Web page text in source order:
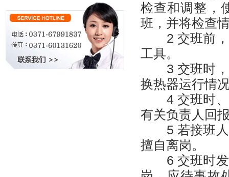
检查和调整，
班，并将检查
2 交班前，
工具。
3 交班时，
换热器运行情
4 交班时、
有关负责人回
5 若接班人
擅自离岗。
6 交班时发